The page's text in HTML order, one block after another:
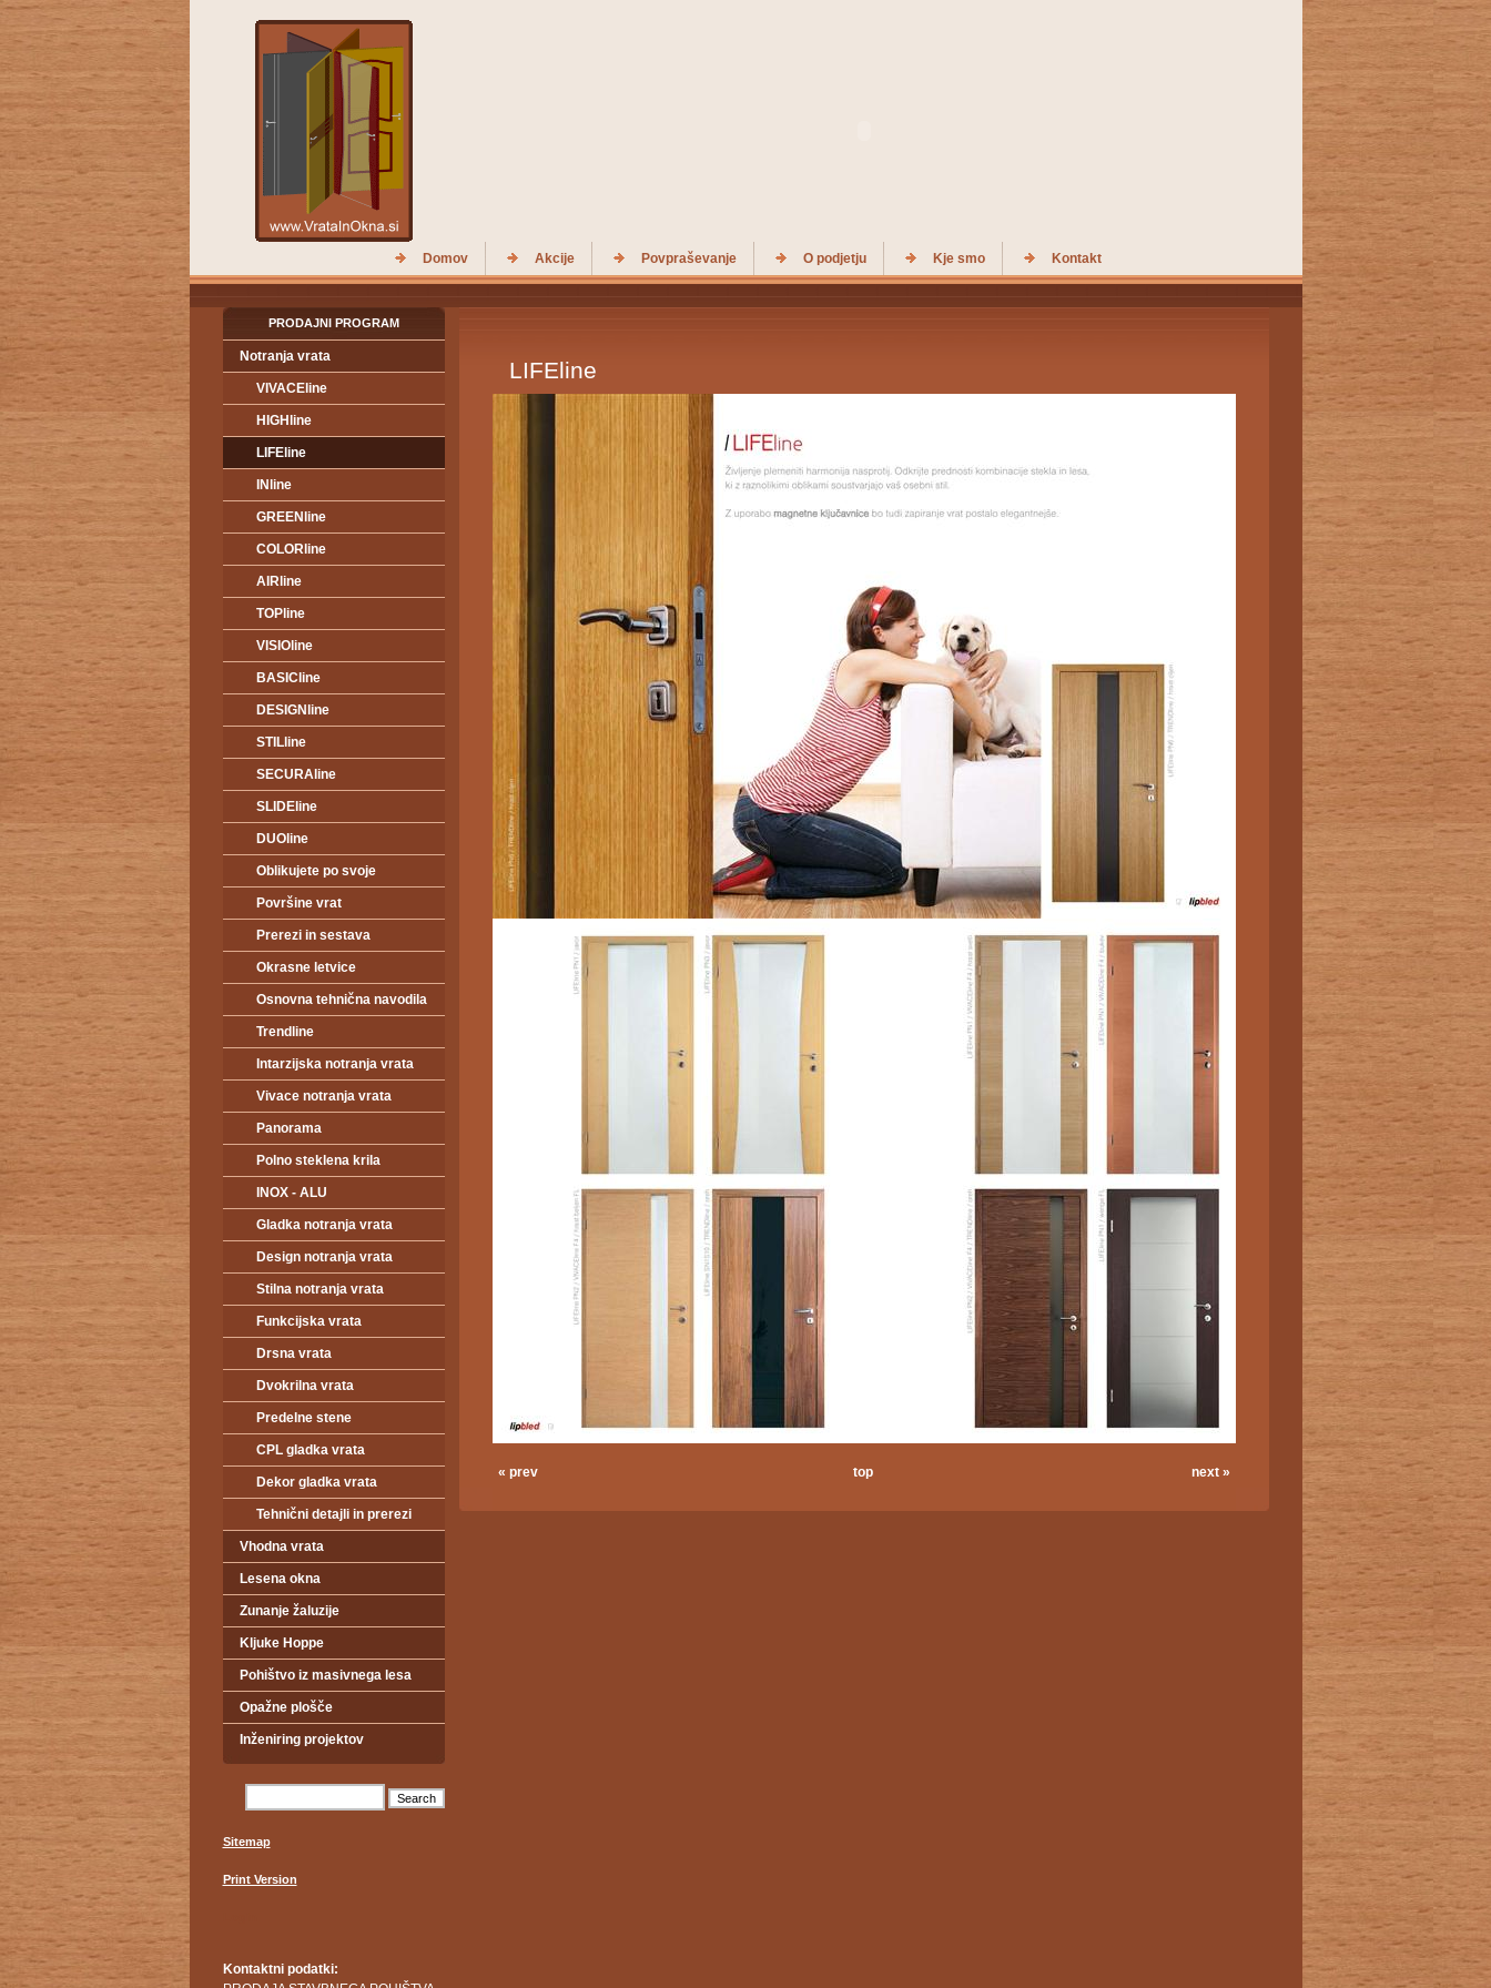
Domov Akcije Povpraševanje O podjetju Kje smo Kontakt
PRODAJNI PROGRAM
Notranja vrata
VIVACEline
HIGHline
LIFEline
INline
GREENline
COLORline
AIRline
TOPline
VISIOline
BASICline
DESIGNline
STILline
SECURAline
SLIDEline
DUOline
Oblikujete po svoje
Površine vrat
Prerezi in sestava
Okrasne letvice
Osnovna tehnična navodila
Trendline
Intarzijska notranja vrata
Vivace notranja vrata
Panorama
Polno steklena krila
INOX - ALU
Gladka notranja vrata
Design notranja vrata
Stilna notranja vrata
Funkcijska vrata
Drsna vrata
Dvokrilna vrata
Predelne stene
CPL gladka vrata
Dekor gladka vrata
Tehnični detajli in prerezi
Vhodna vrata
Lesena okna
Zunanje žaluzije
Kljuke Hoppe
Pohištvo iz masivnega lesa
Opažne plošče
Inženiring projektov
Sitemap
Print Version
Kontaktni podatki:
LIFEline
« prev top next »